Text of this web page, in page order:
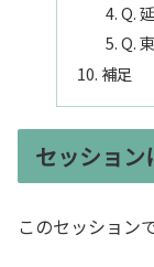
Q.
Q.
補足
セッション
このセッション